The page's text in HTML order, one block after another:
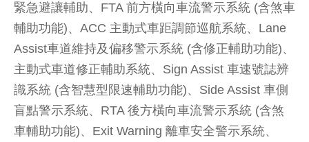
緊急避讓輔助、FTA 前方橫向車流警示系統 (含煞車
輔助功能)、ACC 主動式車距調節巡航系統、Lane
Assist車道維持及偏移警示系統 (含修正輔助功能)、
主動式車道修正輔助系統、Sign Assist 車速號誌辨
識系統 (含智慧型限速輔助功能)、Side Assist 車側
盲點警示系統、RTA 後方橫向車流警示系統 (含煞
車輔助功能)、Exit Warning 離車安全警示系統、